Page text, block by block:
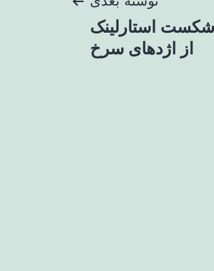
شکست استارلینک
از اژدهای سرخ